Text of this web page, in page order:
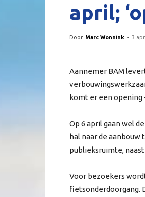
april;
Door Marc Wonnink - 3
Aannemer BAM
komt er een opening
Op 6 april gaan wel
hal naar de
publieksruimte,
Voor bezoekers
fietsonderdoorgang.